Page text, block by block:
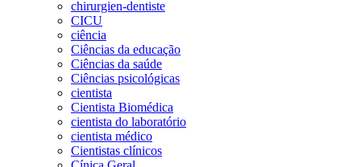
chirurgien-dentiste
CICU
ciência
Ciências da educação
Ciências da saúde
Ciências psicológicas
cientista
Cientista Biomédica
cientista do laboratório
cientista médico
Cientistas clínicos